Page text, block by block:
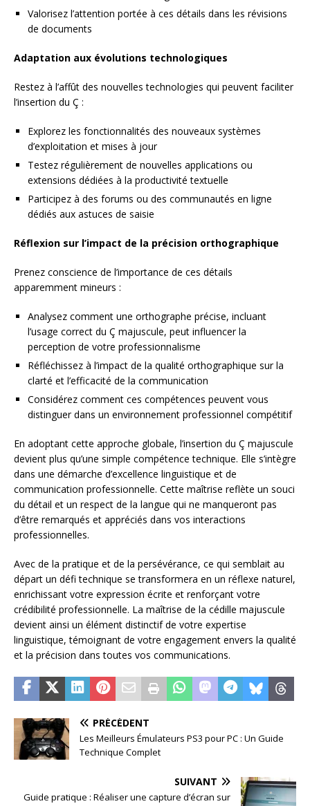
Valorisez l’attention portée à ces détails dans les révisions
de documents
Adaptation aux évolutions technologiques
Restez à l’affût des nouvelles technologies qui peuvent faciliter
l’insertion du Ç :
Explorez les fonctionnalités des nouveaux systèmes
d’exploitation et mises à jour
Testez régulièrement de nouvelles applications ou
extensions dédiées à la productivité textuelle
Participez à des forums ou des communautés en ligne
dédiés aux astuces de saisie
Réflexion sur l’impact de la précision orthographique
Prenez conscience de l’importance de ces détails
apparemment mineurs :
Analysez comment une orthographe précise, incluant
l’usage correct du Ç majuscule, peut influencer la
perception de votre professionnalisme
Réfléchissez à l’impact de la qualité orthographique sur la
clarté et l’efficacité de la communication
Considérez comment ces compétences peuvent vous
distinguer dans un environnement professionnel compétitif
En adoptant cette approche globale, l’insertion du Ç majuscule
devient plus qu’une simple compétence technique. Elle s’intègre
dans une démarche d’excellence linguistique et de
communication professionnelle. Cette maîtrise reflète un souci
du détail et un respect de la langue qui ne manqueront pas
d’être remarqués et appréciés dans vos interactions
professionnelles.
Avec de la pratique et de la persévérance, ce qui semblait au
départ un défi technique se transformera en un réflexe naturel,
enrichissant votre expression écrite et renforçant votre
crédibilité professionnelle. La maîtrise de la cédille majuscule
devient ainsi un élément distinctif de votre expertise
linguistique, témoignant de votre engagement envers la qualité
et la précision dans toutes vos communications.
PRÉCÉDENT
Les Meilleurs Émulateurs PS3 pour PC : Un Guide
Technique Complet
SUIVANT
Guide pratique : Réaliser une capture d’écran sur